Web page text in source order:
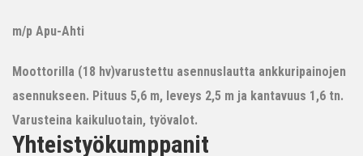
m/p Apu-Ahti
Moottorilla (18 hv)varustettu asennuslautta ankkuripainojen
asennukseen. Pituus 5,6 m, leveys 2,5 m ja kantavuus 1,6 tn.
Varusteina kaikuluotain, työvalot.
Yhteistyökumppanit